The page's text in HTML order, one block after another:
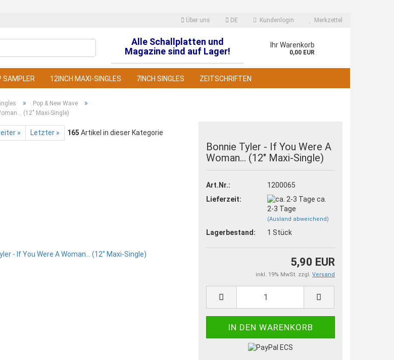
Über uns DE
Sprache auswählen
Kundenlogin Merkzettel
Alle Schallplatten und
Magazine sind auf Lager!
Ihr Warenkorb
0,00 EUR
SAMPLER 12INCH MAXI-SINGLES 7INCH SINGLES ZEITSCHRIFTEN
» Pop & New Wave »
(12" Maxi-Single)
» Letzter » 165 Artikel in dieser Kategorie
Bonnie Tyler - If You Were A
Woman... (12" Maxi-Single)
Art.Nr.:
1200065
Lieferzeit:
ca.
2-3 Tage
(Ausland abweichend)
Lagerbestand: 1Stück
5,90 EUR
inkl. 19% MwSt. zzgl. Versand